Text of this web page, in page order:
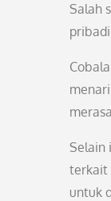
Salah
Selain
terkait
untuk